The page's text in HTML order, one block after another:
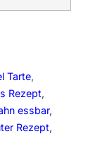
Tarte
Rezept
essbar
Rezept